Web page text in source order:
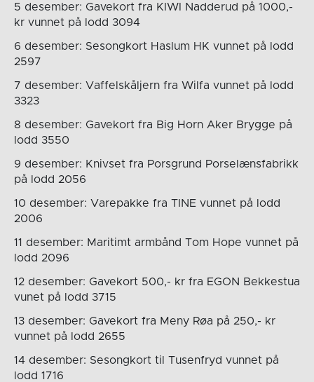
5 desember: Gavekort fra KIWI Nadderud på 1000,-
kr vunnet på lodd 3094
6 desember: Sesongkort Haslum HK vunnet på lodd
2597
7 desember: Vaffelskåljern fra Wilfa vunnet på lodd
3323
8 desember: Gavekort fra Big Horn Aker Brygge på
lodd 3550
9 desember: Knivset fra Porsgrund Porselænsfabrikk
på lodd 2056
10 desember: Varepakke fra TINE vunnet på lodd
2006
11 desember: Maritimt armbånd Tom Hope vunnet på
lodd 2096
12 desember: Gavekort 500,- kr fra EGON Bekkestua
vunet på lodd 3715
13 desember: Gavekort fra Meny Røa på 250,- kr
vunnet på lodd 2655
14 desember: Sesongkort til Tusenfryd vunnet på
lodd 1716